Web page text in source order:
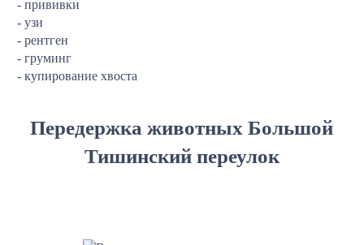
- прививки
- узи
- рентген
- груминг
- купирование хвоста
Передержка животных Большой
Тишинский переулок